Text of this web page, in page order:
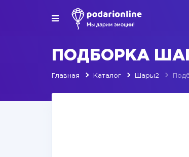
ПОДБОРКА
Главная Каталог Шары2